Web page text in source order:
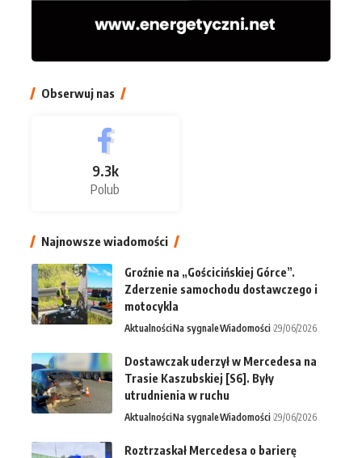
Obserwuj nas
9.3k
Polub
Najnowsze wiadomości
Groźnie na „Gościcińskiej Górce”.
Zderzenie samochodu dostawczego i
motocykla
AktualnościNa sygnaleWiadomości 29/06/2026
Dostawczak uderzył w Mercedesa na
Trasie Kaszubskiej [S6]. Były
utrudnienia w ruchu
AktualnościNa sygnaleWiadomości 29/06/2026
Roztrzaskał Mercedesa o barierę